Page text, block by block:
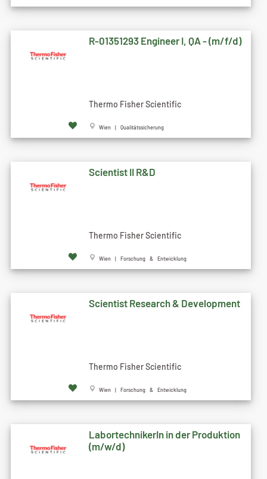
R-01351293 Engineer I, QA - (m/f/d)
Thermo Fisher Scientific
Wien | Qualitätssicherung
Scientist II R&D
Thermo Fisher Scientific
Wien | Forschung & Entwicklung
Scientist Research & Development
Thermo Fisher Scientific
Wien | Forschung & Entwicklung
LabortechnikerIn in der Produktion
(m/w/d)